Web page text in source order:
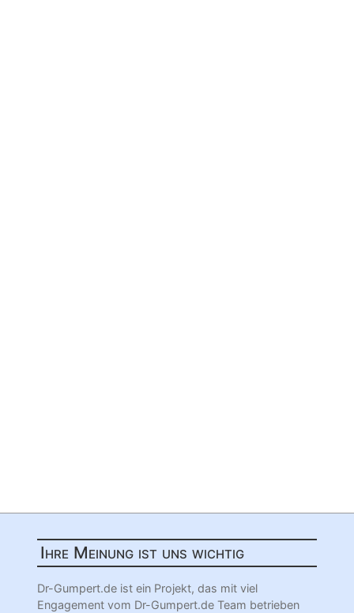
Ihre Meinung ist uns wichtig
Dr-Gumpert.de ist ein Projekt, das mit viel
Engagement vom Dr-Gumpert.de Team betrieben